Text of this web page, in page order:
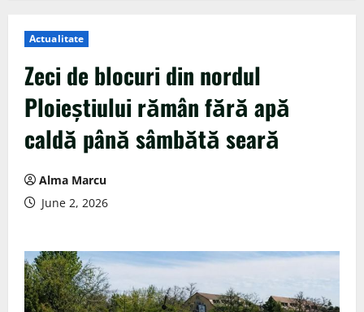
Actualitate
Zeci de blocuri din nordul
Ploieștiului rămân fără apă
caldă până sâmbătă seară
Alma Marcu
June 2, 2026